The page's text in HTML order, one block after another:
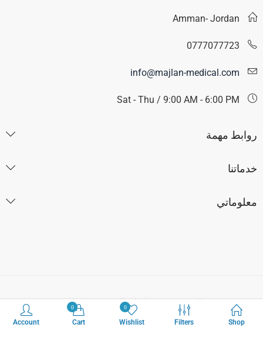
Amman- Jordan
0777077723
info@majlan-medical.com
Sat - Thu / 9:00 AM - 6:00 PM
روابط مهمة
خدماتنا
معلوماتي
جميع الحقوق محفوظة لصالح موقع ماجلان 2026
Shop
Filters
0
Wishlist
0
Cart
Account